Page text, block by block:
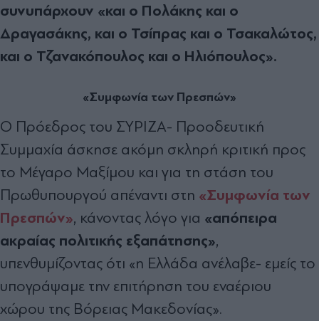
συνυπάρχουν «και ο Πολάκης και ο
Δραγασάκης, και ο Τσίπρας και ο Τσακαλώτος,
και ο Τζανακόπουλος και ο Ηλιόπουλος».
«Συμφωνία των Πρεσπών»
Ο Πρόεδρος του ΣΥΡΙΖΑ- Προοδευτική
Συμμαχία άσκησε ακόμη σκληρή κριτική προς
το Μέγαρο Μαξίμου και για τη στάση του
Πρωθυπουργού απέναντι στη «Συμφωνία των
Πρεσπών», κάνοντας λόγο για «απόπειρα
ακραίας πολιτικής εξαπάτησης»,
υπενθυμίζοντας ότι «η Ελλάδα ανέλαβε- εμείς το
υπογράψαμε την επιτήρηση του εναέριου
χώρου της Βόρειας Μακεδονίας».